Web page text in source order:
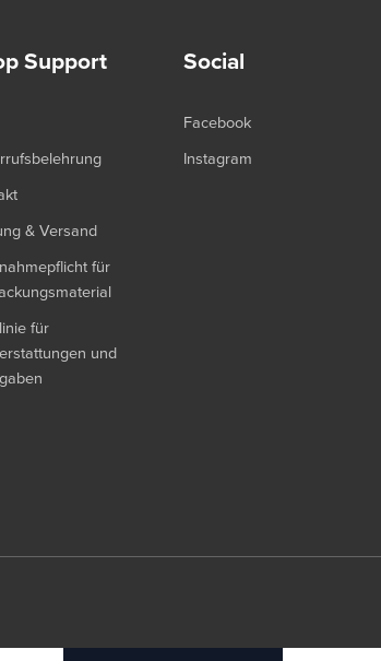
Support
& Versand
für
für
und
Social
Facebook
Instagram